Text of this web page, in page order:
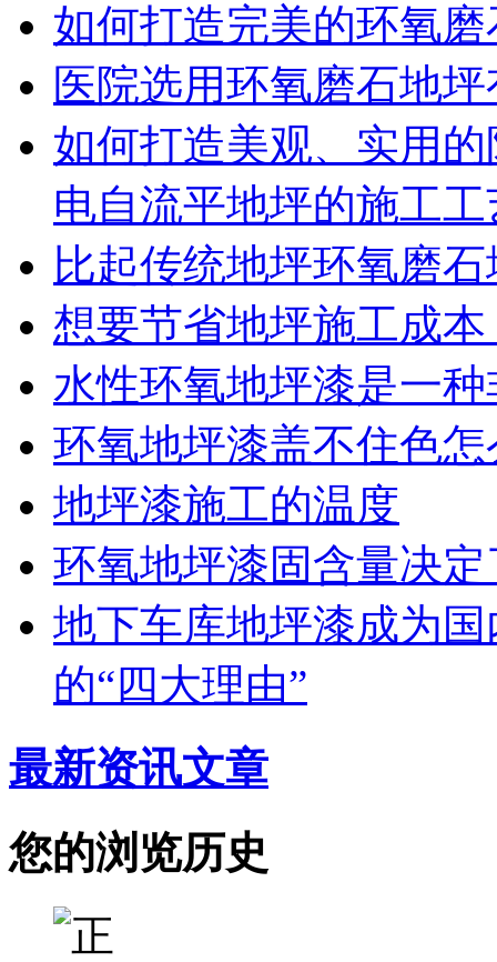
如何打造完美的环氧
医院选用环氧磨石地
如何打造美观、实用
电自流平地坪的施工
比起传统地坪环氧磨
想要节省地坪施工成
水性环氧地坪漆是一
环氧地坪漆盖不住色
地坪漆施工的温度
环氧地坪漆固含量决
地下车库地坪漆成为
的“四大理由”
最新资讯文章
您的浏览历史